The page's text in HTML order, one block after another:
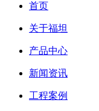
首页
关于福坦
产品中心
新闻资讯
工程案例